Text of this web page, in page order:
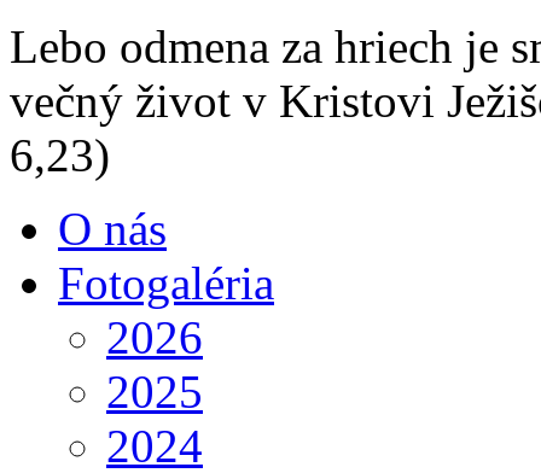
Lebo odmena za hriech je
večný život v Kristovi
6,23)
O nás
Fotogaléria
2026
2025
2024